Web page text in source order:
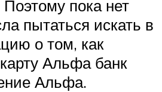
Поэтому пока нет
пытаться искать в
о том, как
Альфа банк
Альфа.